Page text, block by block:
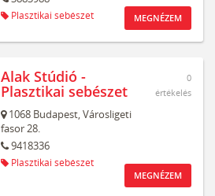
Plasztikai sebészet MEGNÉZEM
Alak Stúdió -
Plasztikai sebészet
1068 Budapest,Városligeti
fasor 28.
9418336
Plasztikai sebészet
0
értékelés
MEGNÉZEM